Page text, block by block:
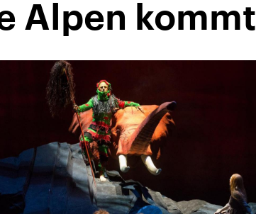
Alpen kommt